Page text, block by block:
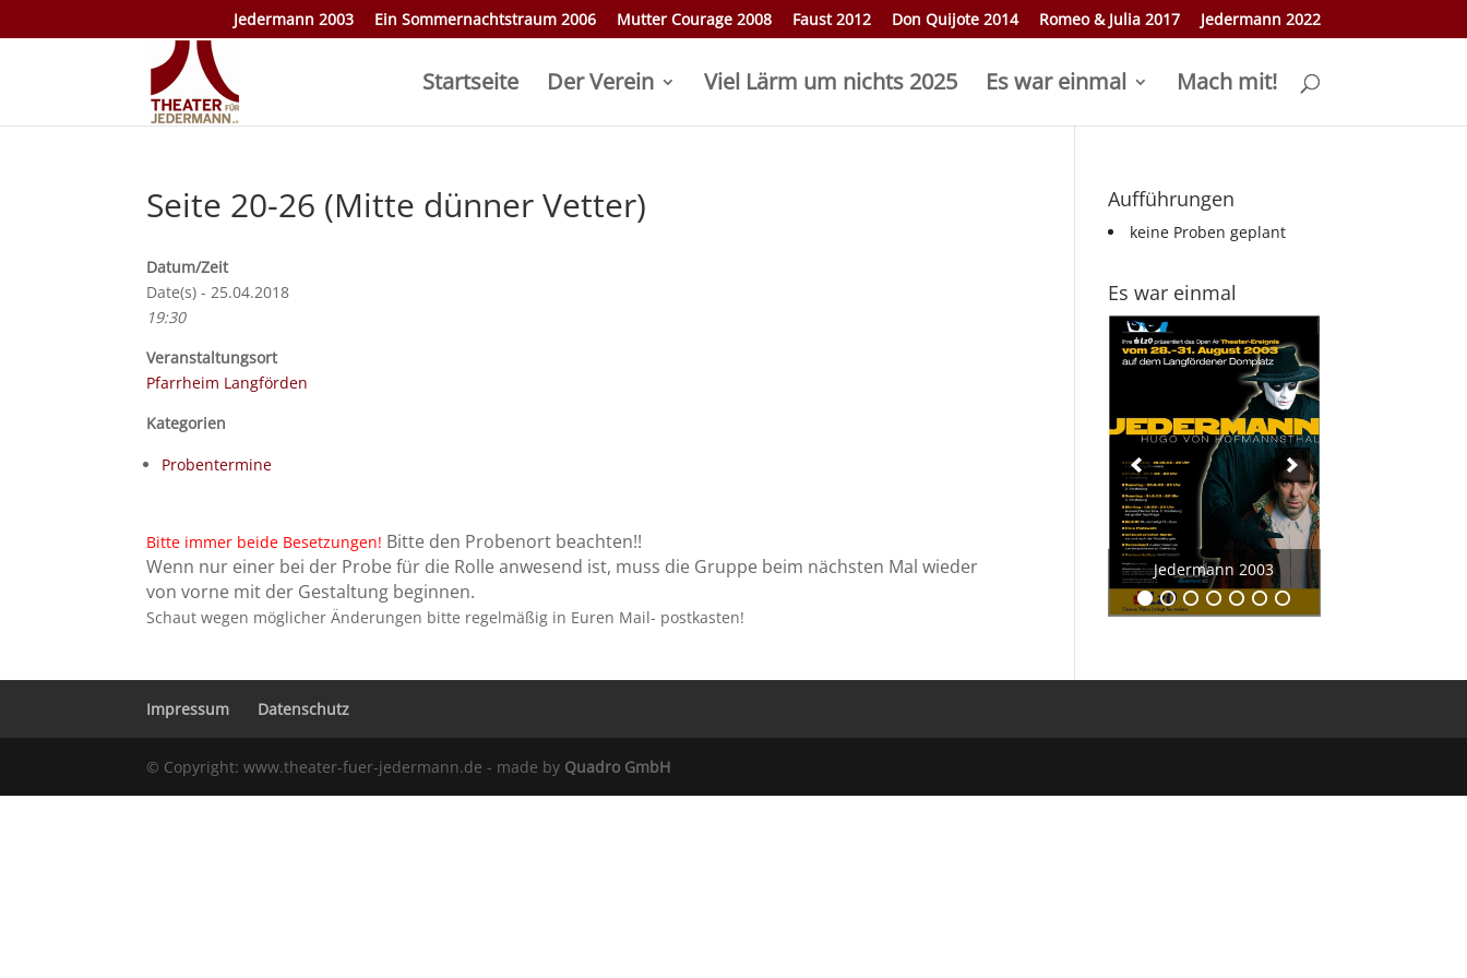
Jedermann 2003 Ein Sommernachtstraum 2006 Mutter Courage 2008 Faust 2012 Don Quijote 2014 Romeo & Julia 2017 Jedermann 2022
Startseite Der Verein Viel Lärm um nichts 2025 Es war einmal Mach mit!
Seite 20-26 (Mitte dünner Vetter)
Datum/Zeit
Date(s) - 25.04.2018
19:30
Veranstaltungsort
Pfarrheim Langförden
Kategorien
Probentermine
Bitte immer beide Besetzungen! Bitte den Probenort beachten!!
Wenn nur einer bei der Probe für die Rolle anwesend ist, muss die Gruppe beim nächsten Mal wieder
von vorne mit der Gestaltung beginnen.
Schaut wegen möglicher Änderungen bitte regelmäßig in Euren Mail- postkasten!
Aufführungen
keine Proben geplant
Es war einmal
Jedermann 2003
Impressum Datenschutz
© Copyright: www.theater-fuer-jedermann.de - made by Quadro GmbH